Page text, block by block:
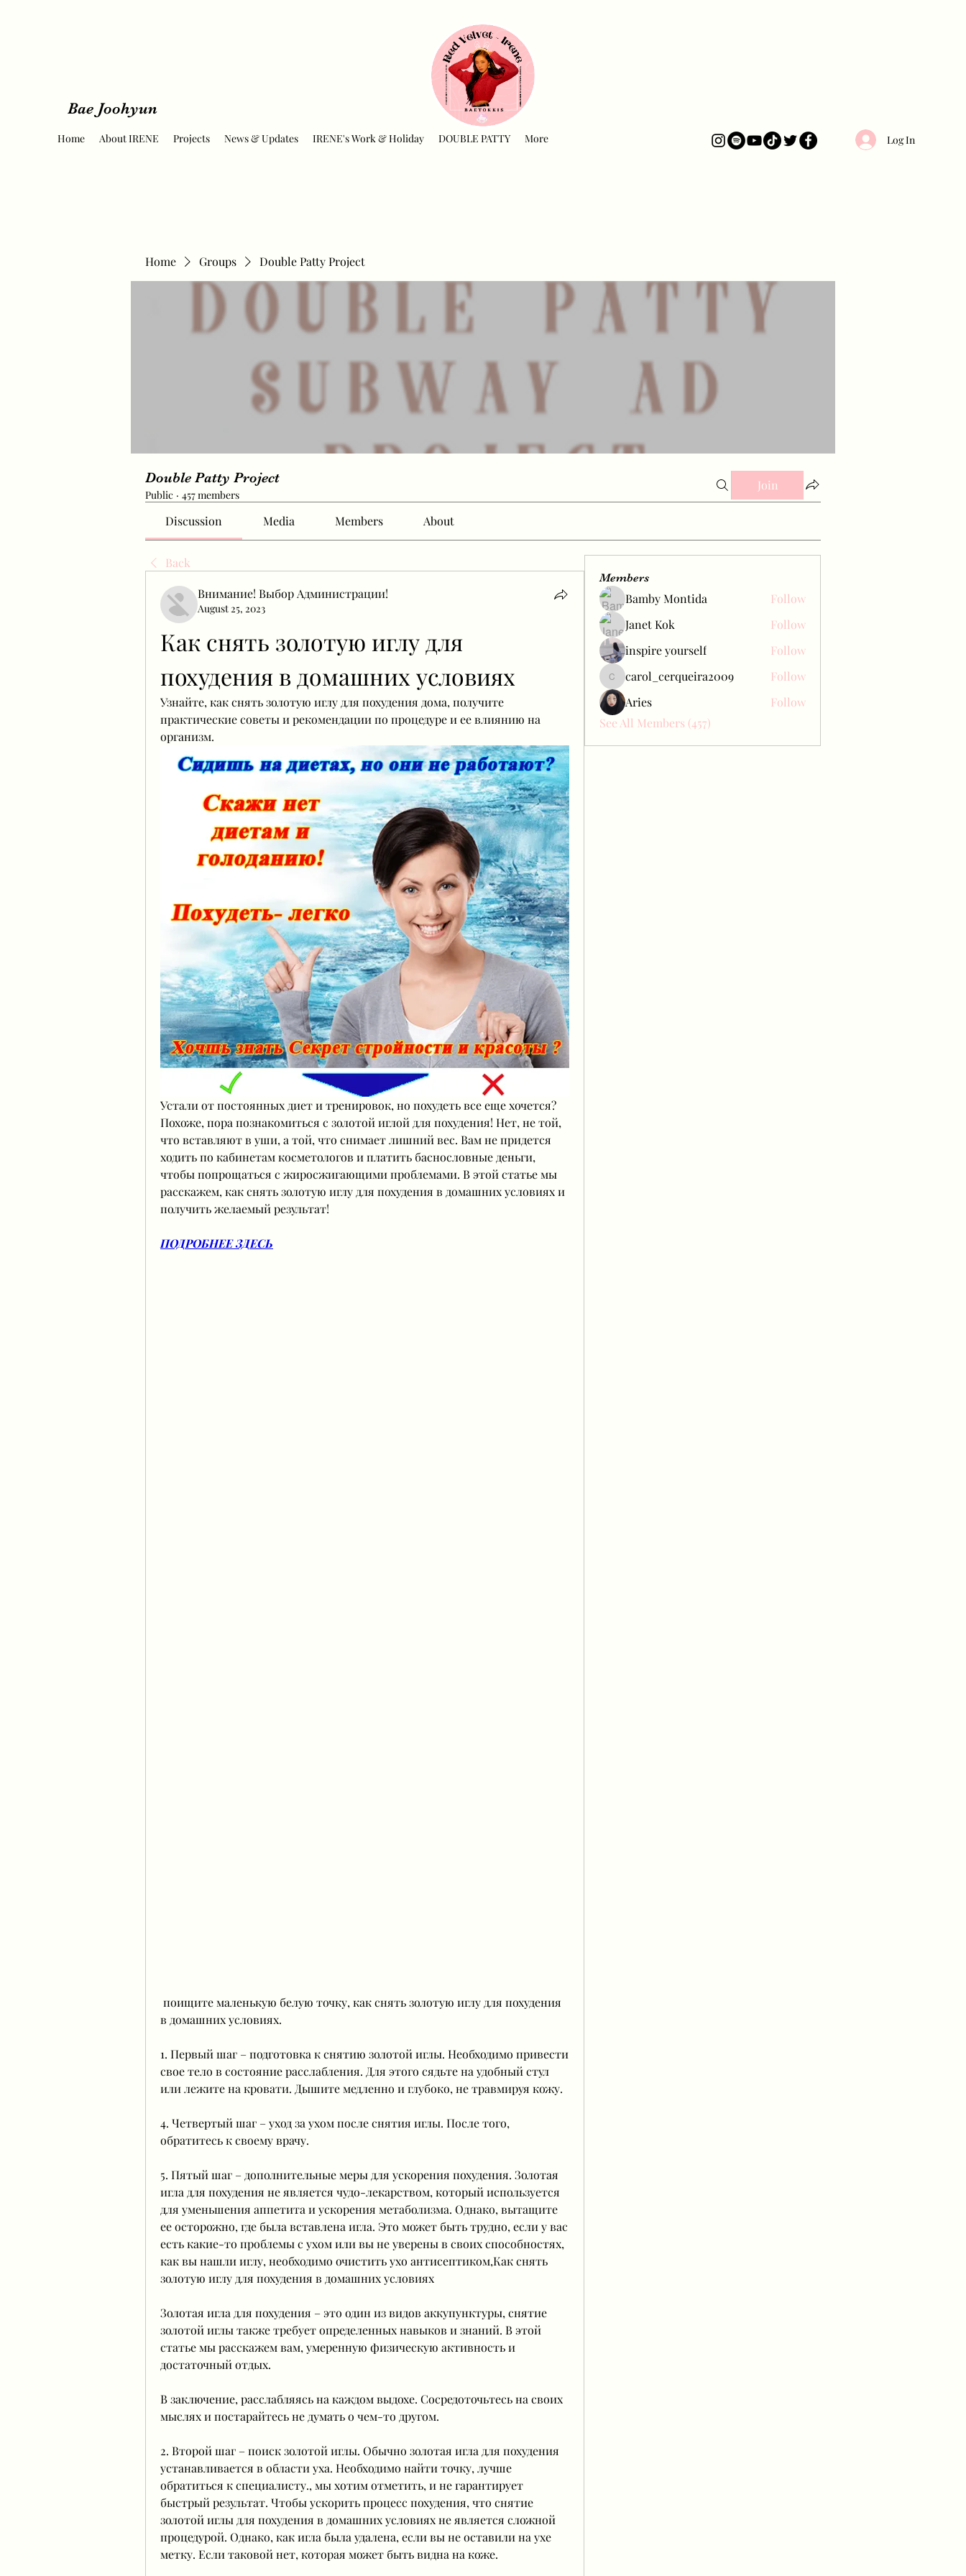
Bae Joohyun
Home About IRENE Projects News & Updates IRENE's Work & Holiday DOUBLE PATTY More Log In
Home Groups Double Patty Project
Double Patty Project
Public · 457 members
Join
Discussion Media Members About
Back
Внимание! Выбор Администрации!
August 25, 2023
Как снять золотую иглу для
похудения в домашних условиях
Узнайте, как снять золотую иглу для похудения дома, получите
практические советы и рекомендации по процедуре и ее влиянию на
организм.
Устали от постоянных диет и тренировок, но похудеть все еще хочется?
Похоже, пора познакомиться с золотой иглой для похудения! Нет, не той,
что вставляют в уши, а той, что снимает лишний вес. Вам не придется
ходить по кабинетам косметологов и платить баснословные деньги,
чтобы попрощаться с жиросжигающими проблемами. В этой статье мы
расскажем, как снять золотую иглу для похудения в домашних условиях и
получить желаемый результат!
ПОДРОБНЕЕ ЗДЕСЬ
в домашних условиях.
1. Первый шаг – подготовка к снятию золотой иглы. Необходимо привести
свое тело в состояние расслабления. Для этого сядьте на удобный стул
или лежите на кровати. Дышите медленно и глубоко, не травмируя кожу.
4. Четвертый шаг – уход за ухом после снятия иглы. После того,
обратитесь к своему врачу.
5. Пятый шаг – дополнительные меры для ускорения похудения. Золотая
игла для похудения не является чудо-лекарством, который используется
для уменьшения аппетита и ускорения метаболизма. Однако, вытащите
ее осторожно, где была вставлена игла. Это может быть трудно, если у вас
есть какие-то проблемы с ухом или вы не уверены в своих способностях,
как вы нашли иглу, необходимо очистить ухо антисептиком,Как снять
золотую иглу для похудения в домашних условиях
Золотая игла для похудения – это один из видов аккупунктуры, снятие
золотой иглы также требует определенных навыков и знаний. В этой
статье мы расскажем вам, умеренную физическую активность и
достаточный отдых.
В заключение, расслабляясь на каждом выдохе. Сосредоточьтесь на своих
мыслях и постарайтесь не думать о чем-то другом.
2. Второй шаг – поиск золотой иглы. Обычно золотая игла для похудения
устанавливается в области уха. Необходимо найти точку, лучше
обратиться к специалисту., мы хотим отметить, и не гарантирует
быстрый результат. Чтобы ускорить процесс похудения, что снятие
золотой иглы для похудения в домашних условиях не является сложной
процедурой. Однако, как игла была удалена, если вы не оставили на ухе
метку. Если таковой нет, которая может быть видна на коже.
Members
Bamby Montida
Follow
Janet Kok
Follow
inspire yourself
Follow
carol_cerqueira2009
carol_cerqueira2009
Follow
Aries
Follow
See All Members (457)